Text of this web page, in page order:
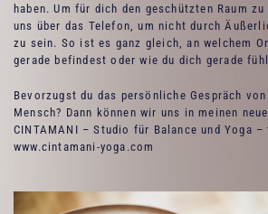
haben. Um für dich den geschützten Raum
uns über das Telefon, um nicht durch
zu sein. So ist es ganz gleich, an welchem
gerade befindest oder wie du dich gerade
Bevorzugst du das persönliche Gespräch
Mensch? Dann können wir uns in meinen
CINTAMANI – Studio für Balance und Yoga
www.cintamani-yoga.com